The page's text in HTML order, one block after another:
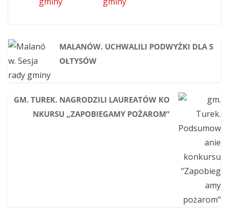
MALANÓW. UCHWALILI PODWYŻKI DLA S
OŁTYSÓW
GM. TUREK. NAGRODZILI LAUREATÓW KO
NKURSU „ZAPOBIEGAMY POŻAROM”